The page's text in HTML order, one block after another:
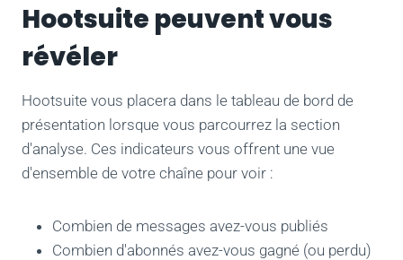
Hootsuite peuvent vous
révéler
Hootsuite vous placera dans le tableau de bord de
présentation lorsque vous parcourrez la section
d'analyse. Ces indicateurs vous offrent une vue
d'ensemble de votre chaîne pour voir :
Combien de messages avez-vous publiés
Combien d'abonnés avez-vous gagné (ou perdu)